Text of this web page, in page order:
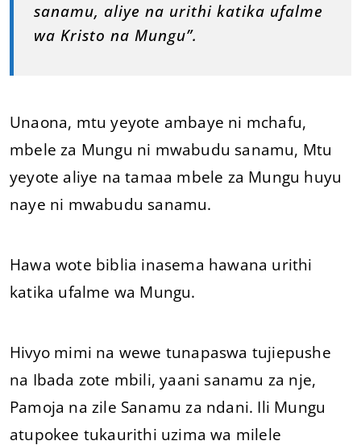
sanamu, aliye na urithi katika ufalme
wa Kristo na Mungu”.
Unaona, mtu yeyote ambaye ni mchafu,
mbele za Mungu ni mwabudu sanamu, Mtu
yeyote aliye na tamaa mbele za Mungu huyu
naye ni mwabudu sanamu.
Hawa wote biblia inasema hawana urithi
katika ufalme wa Mungu.
Hivyo mimi na wewe tunapaswa tujiepushe
na Ibada zote mbili, yaani sanamu za nje,
Pamoja na zile Sanamu za ndani. Ili Mungu
atupokee tukaurithi uzima wa milele